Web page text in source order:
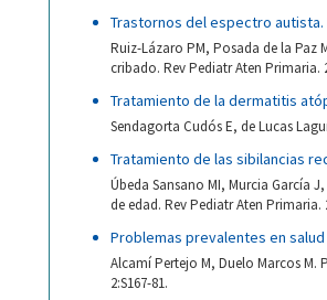
Trastornos del espectro
Ruiz-Lázaro PM, Posada de la Paz
cribado. Rev Pediatr Aten Primaria.
Tratamiento de la dermatitis
Sendagorta Cudós E, de Lucas
Tratamiento de las sibilancias
Úbeda Sansano MI, Murcia García
de edad. Rev Pediatr Aten Primaria.
Problemas prevalentes en
Alcamí Pertejo M, Duelo Marcos M.
2:S167-81.